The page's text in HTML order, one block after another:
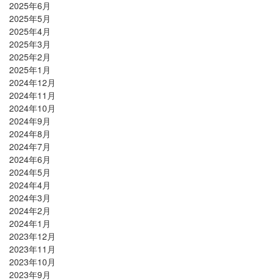
2025年6月
2025年5月
2025年4月
2025年3月
2025年2月
2025年1月
2024年12月
2024年11月
2024年10月
2024年9月
2024年8月
2024年7月
2024年6月
2024年5月
2024年4月
2024年3月
2024年2月
2024年1月
2023年12月
2023年11月
2023年10月
2023年9月